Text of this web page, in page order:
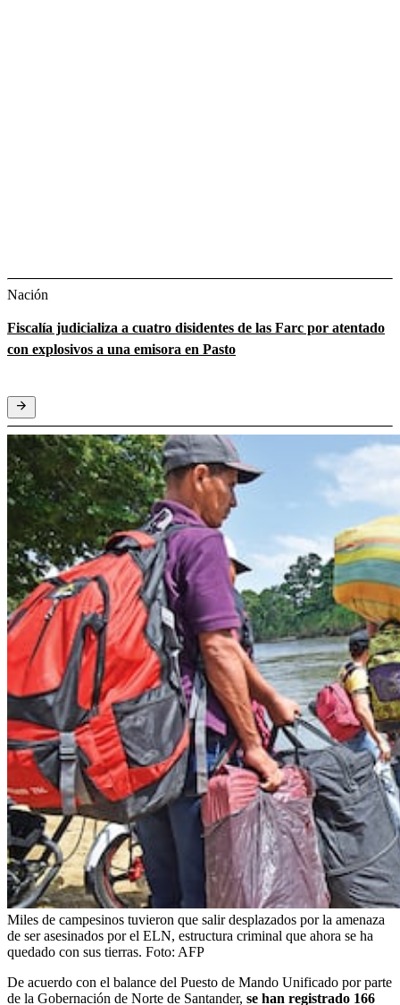
Nación
Fiscalía judicializa a cuatro disidentes de las Farc por atentado
con explosivos a una emisora en Pasto
Miles de campesinos tuvieron que salir desplazados por la amenaza
de ser asesinados por el ELN, estructura criminal que ahora se ha
quedado con sus tierras. Foto: AFP
De acuerdo con el balance del Puesto de Mando Unificado por parte
de la Gobernación de Norte de Santander, se han registrado 166